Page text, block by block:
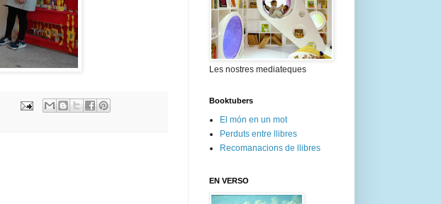
Les nostres mediateques
Booktubers
El món en un mot
Perduts entre llibres
Recomanacions de llibres
EN VERSO